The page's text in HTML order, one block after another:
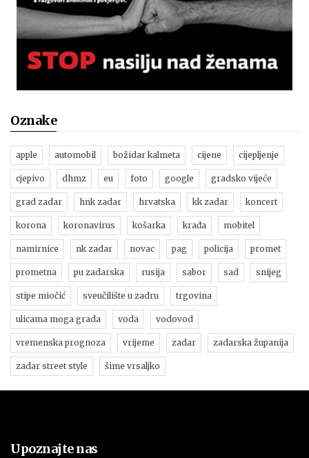
Oznake
apple automobil božidar kalmeta cijene cijepljenje
cjepivo dhmz eu foto google gradsko vijeće
grad zadar hnk zadar hrvatska kk zadar koncert
korona koronavirus košarka krađa mobitel
namirnice nk zadar novac pag policija promet
prometna pu zadarska rusija sabor sad snijeg
stipe miočić sveučilište u zadru trgovina
ulicama moga grada voda vodovod
vremenska prognoza vrijeme zadar zadarska županija
zadar street style šime vrsaljko
Upoznajte nas